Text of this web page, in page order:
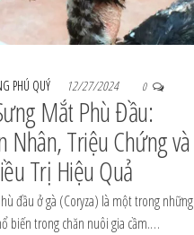
PHÚ QUÝ 12/27/2024 0
Mắt Phù Đầu:
Nhân, Triệu Chứng và
Trị Hiệu Quả
đầu ở gà (Coryza) là một trong những
biến trong chăn nuôi gia cầm.…